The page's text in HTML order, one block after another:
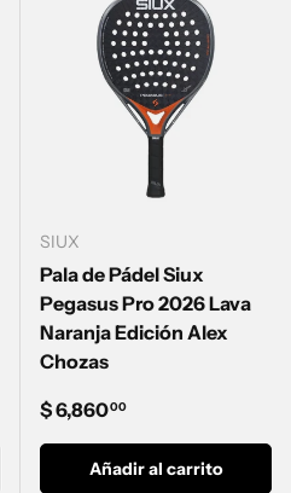
SIUX
Pala de Pádel Siux
Pegasus Pro 2026 Lava
Naranja Edición Alex
Chozas
Precio normal
$ 6,86000
Añadir al carrito